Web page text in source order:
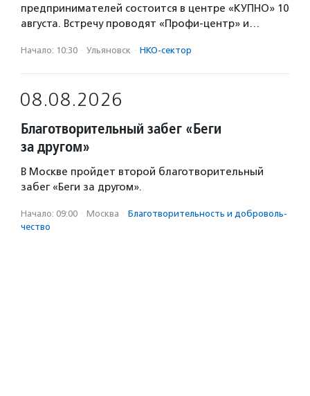
предпринимателей состоится в центре «КУПНО» 10
августа. Встречу проводят «Профи-центр» и…
Начало: 10:30 · Ульяновск · НКО-сектор
08.08.2026
Благотворительный забег «Беги
за другом»
В Москве пройдет второй благотворительный
забег «Беги за другом».
Начало: 09:00 · Москва · Благотвори­тель­ность и доброволь­
чест­во